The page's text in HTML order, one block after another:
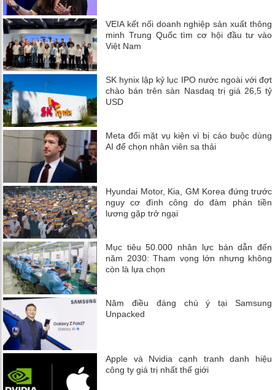
VEIA kết nối doanh nghiệp sản xuất thông
minh Trung Quốc tìm cơ hội đầu tư vào
Việt Nam
SK hynix lập kỷ lục IPO nước ngoài với đợt
chào bán trên sàn Nasdaq trị giá 26,5 tỷ
USD
Meta đối mặt vụ kiện vì bị cáo buộc dùng
AI để chọn nhân viên sa thải
Hyundai Motor, Kia, GM Korea đứng trước
nguy cơ đình công do đàm phán tiền
lương gặp trở ngại
Mục tiêu 50.000 nhân lực bán dẫn đến
năm 2030: Tham vọng lớn nhưng không
còn là lựa chọn
Năm điều đáng chú ý tại Samsung
Unpacked
Apple và Nvidia cạnh tranh danh hiệu
công ty giá trị nhất thế giới